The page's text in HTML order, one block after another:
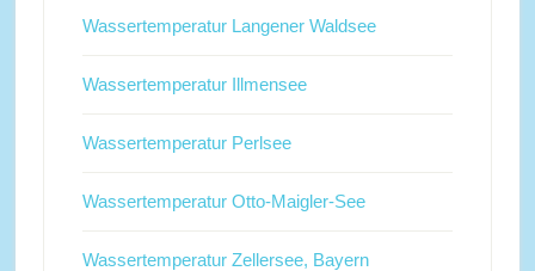
Wassertemperatur Langener Waldsee
Wassertemperatur Illmensee
Wassertemperatur Perlsee
Wassertemperatur Otto-Maigler-See
Wassertemperatur Zellersee, Bayern